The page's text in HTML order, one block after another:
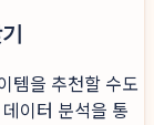
템을 추천할 수도
이터 분석을 통